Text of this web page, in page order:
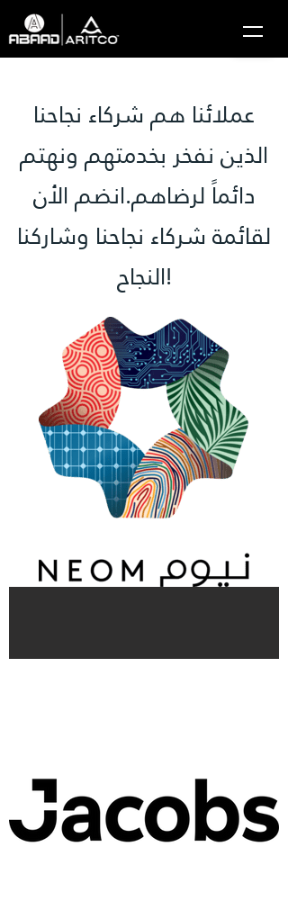
عملائنا هم شركاء نجاحنا
الذين نفخر بخدمتهم ونهتم
دائماً لرضاهم.انضم الأن
لقائمة شركاء نجاحنا وشاركنا
النجاح!